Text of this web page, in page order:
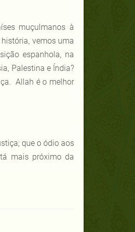
muçulmanos à
vemos uma
espanhola, na
Palestina e Índia?
Allah é o melhor
que o ódio aos
mais próximo da